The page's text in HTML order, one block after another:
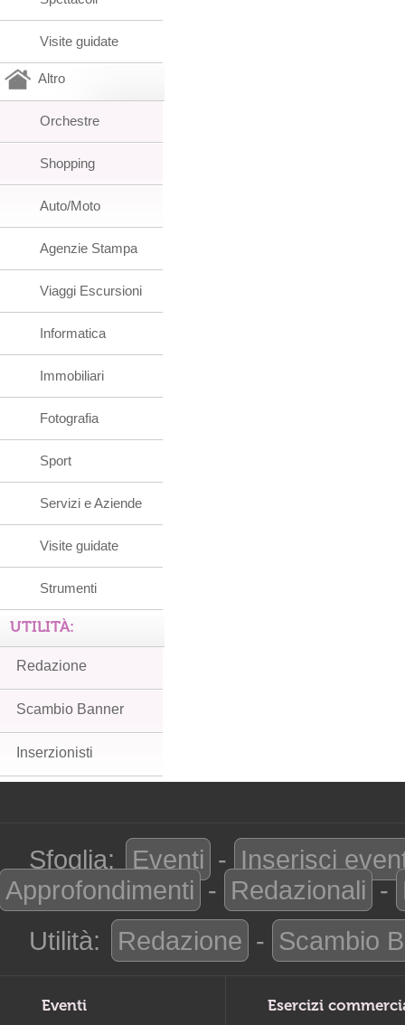
Visite guidate
Altro
Orchestre
Shopping
Auto/Moto
Agenzie Stampa
Viaggi Escursioni
Informatica
Immobiliari
Fotografia
Sport
Servizi e Aziende
Visite guidate
Strumenti
UTILITÀ:
Redazione
Scambio Banner
Inserzionisti
Sfoglia: Eventi - Inserisci
Approfondimenti - Redazionali -
Utilità:
Redazione - Scambio
Eventi Esercizi